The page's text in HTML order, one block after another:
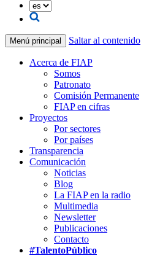
Menú principal Saltar al contenido
Acerca de FIAP
Somos
Patronato
Comisión Permanente
FIAP en cifras
Proyectos
Por sectores
Por países
Transparencia
Comunicación
Noticias
Blog
La FIAP en la radio
Multimedia
Newsletter
Publicaciones
Contacto
#TalentoPúblico